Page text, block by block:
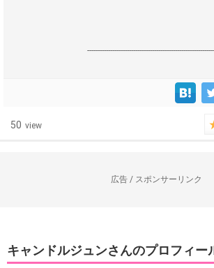
50 view
広告 / スポンサーリンク
キャンドルジュンさんのプロフィー